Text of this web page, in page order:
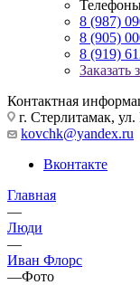
8 (987)
8 (905)
8 (919)
Заказать
Контактная
г. Стерлитамак, ул.
kovchk@yandex.ru
Вконтакте
Главная
—
Люди
—
Иван Флорс
—Фото